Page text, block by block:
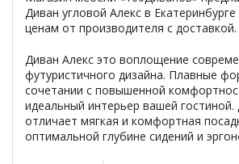
Диван угловой Алекс в
ценам от производителя с доставкой.
Диван Алекс это воплощение
футуристичного дизайна. Плавные
сочетании с повышенной
идеальный интерьер вашей гостиной.
отличает мягкая и комфортная
оптимальной глубине сидений и